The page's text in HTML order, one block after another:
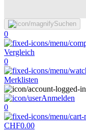
Suchen
0
Vergleich
0
Merklisten
Anmelden
0
CHF0.00